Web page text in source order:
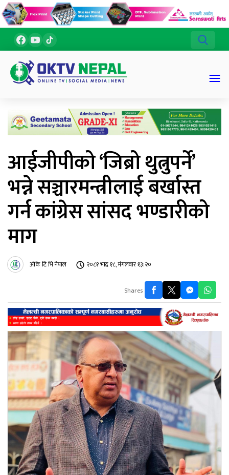
आईजीपीको ‘जिब्रो थुत्नुपर्ने’
भन्ने सञ्चारमन्त्रीलाई बर्खास्त
गर्न कांग्रेस सांसद भण्डारीको
माग
ओके टि भि नेपाल २०८१ भाद्र १८, मंगलवार १३:२०
Shares